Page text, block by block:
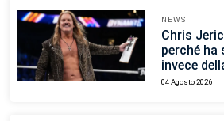
NEWS
Chris
perché ha
invece
04 Agosto 2026